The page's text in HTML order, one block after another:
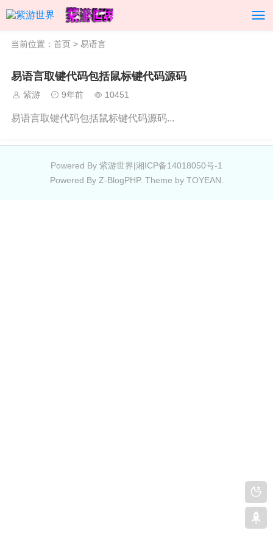
当前位置： 首页 > 易语言
易语言取键代码包括鼠标键代码源码
紫游 9年前 10451
易语言取键代码包括鼠标键代码源码...
Powered By 紫游世界|湘ICP备14018050号-1
Powered By Z-BlogPHP. Theme by TOYEAN